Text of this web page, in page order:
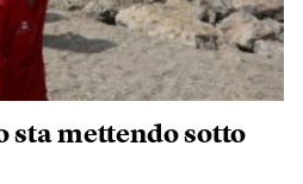
sta mettendo sotto